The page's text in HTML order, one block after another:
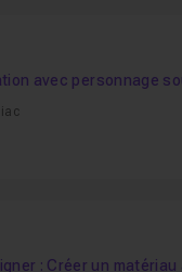
avec personnage
: Créer un matériau